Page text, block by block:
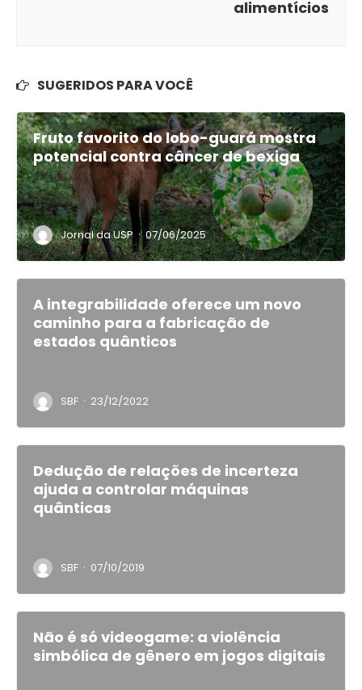
alimentícios
SUGERIDOS PARA VOCÊ
Fruto favorito do lobo-guará mostra
potencial contra câncer de bexiga
Jornal da USP · 07/06/2025
A integrabilidade oferece um novo
caminho para a fabricação de
estados quânticos
SBF · 23/12/2022
Dedução de relações de incerteza
ajuda a controlar máquinas
quânticas
SBF · 07/10/2019
Não é só videogame: a violência
simbólica de gênero em jogos digitais